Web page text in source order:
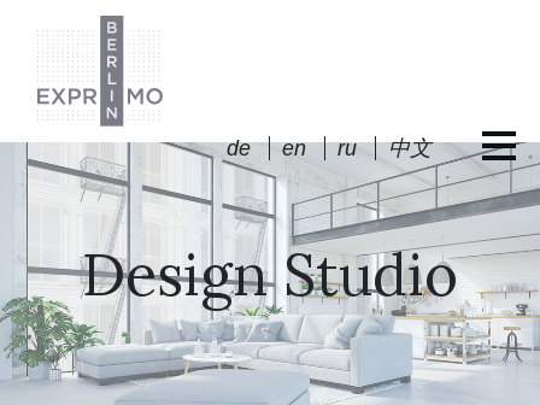
de en ru 中文
Design Studio